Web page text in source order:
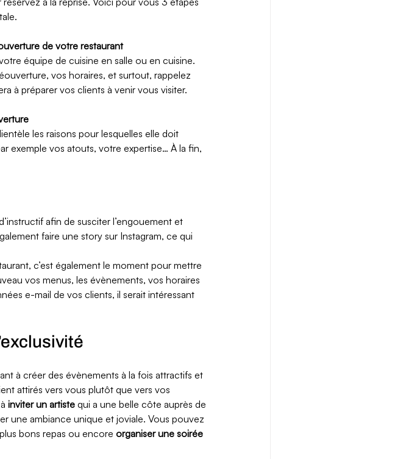
de votre restaurant
équipe de cuisine en salle ou en cuisine.
vos horaires, et surtout, rappelez
à préparer vos clients à venir vous visiter.
les raisons pour lesquelles elle doit
exemple vos atouts, votre expertise… À la fin,
afin de susciter l’engouement et
faire une story sur Instagram, ce qui
c’est également le moment pour mettre
vos menus, les évènements, vos horaires
e-mail de vos clients, il serait intéressant
à créer des évènements à la fois attractifs et
attirés vers vous plutôt que vers vos
inviter un artiste qui a une belle côte auprès de
une ambiance unique et joviale. Vous pouvez
bons repas ou encore organiser une soirée